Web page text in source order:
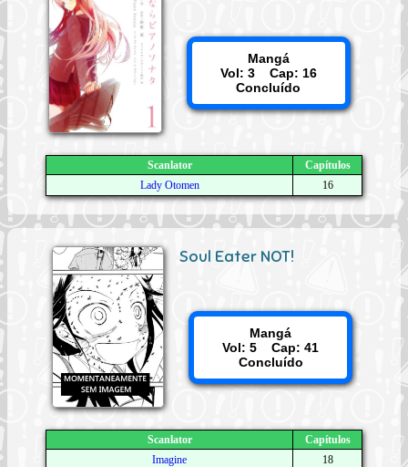
Mangá
Vol: 3 Cap: 16
Concluído
Scanlator
Capítulos
Lady Otomen
16
Soul Eater NOT!
Mangá
Vol: 5 Cap: 41
Concluído
Scanlator
Capítulos
Imagine
18